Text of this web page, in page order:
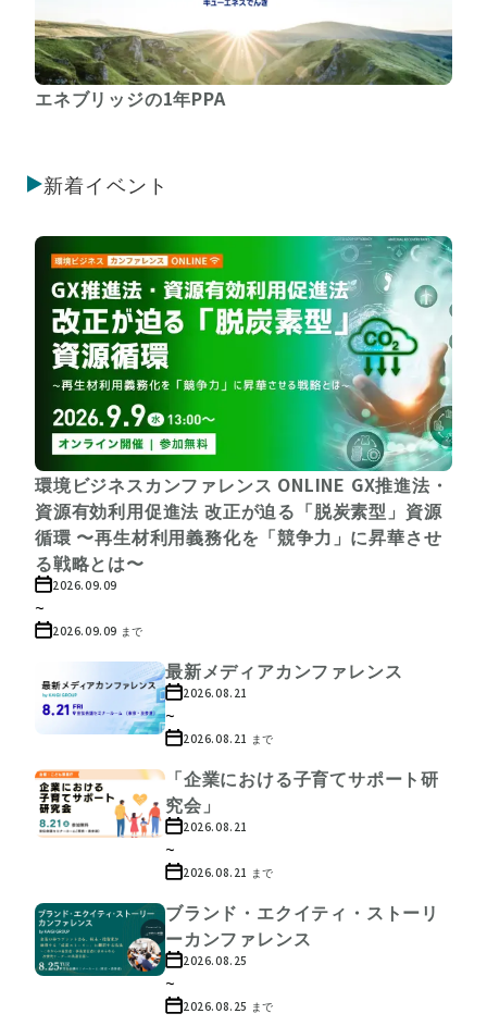
エネブリッジの1年PPA
新着イベント
環境ビジネスカンファレンス ONLINE GX推進法・
資源有効利用促進法 改正が迫る「脱炭素型」資源
循環 〜再生材利用義務化を「競争力」に昇華させ
る戦略とは〜
2026.09.09
~
2026.09.09 まで
最新メディアカンファレンス
2026.08.21
~
2026.08.21 まで
「企業における子育てサポート研
究会」
2026.08.21
~
2026.08.21 まで
ブランド・エクイティ・ストーリ
ーカンファレンス
2026.08.25
~
2026.08.25 まで